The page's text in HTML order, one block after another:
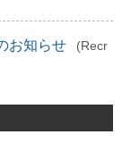
お知らせ
(Recr